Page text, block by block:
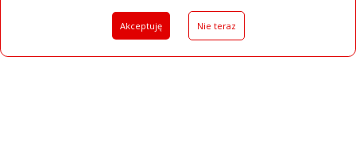
Akceptuję Nie teraz